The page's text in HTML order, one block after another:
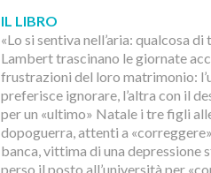
IL LIBRO
«Lo si sentiva nell’aria: qualcosa
Lambert trascinano le giornate
frustrazioni del loro matrimonio:
preferisce ignorare, l’altra con il
per un «ultimo» Natale i tre figli
dopoguerra, attenti a
banca, vittima di una depressione
perso il posto all’università per